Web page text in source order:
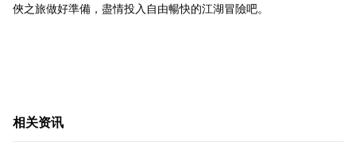
俠之旅做好準備，盡情投入自由暢快的江湖冒險吧。
相关资讯